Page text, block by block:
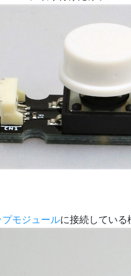
モジュールに接続している